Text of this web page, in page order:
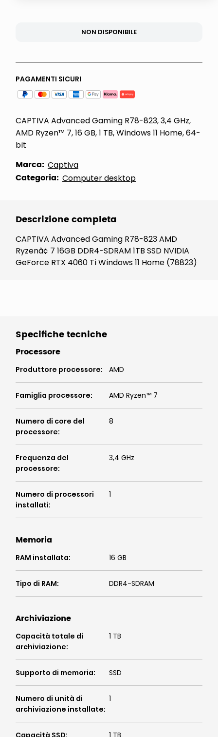
NON DISPONIBILE
PAGAMENTI SICURI
CAPTIVA Advanced Gaming R78-823, 3,4 GHz,
AMD Ryzen™ 7, 16 GB, 1 TB, Windows 11 Home, 64-
bit
Marca: Captiva
Categoria: Computer desktop
Descrizione completa
CAPTIVA Advanced Gaming R78-823 AMD
Ryzenâ¢ 7 16GB DDR4-SDRAM 1TB SSD NVIDIA
GeForce RTX 4060 Ti Windows 11 Home (78823)
Specifiche tecniche
Processore
Produttore processore: AMD
Famiglia processore: AMD Ryzen™ 7
Numero di core del
processore:
8
Frequenza del
processore:
3,4 GHz
Numero di processori
installati:
1
Memoria
RAM installata: 16 GB
Tipo di RAM: DDR4-SDRAM
Archiviazione
Capacità totale di
archiviazione:
1 TB
Supporto di memoria: SSD
Numero di unità di
archiviazione installate:
1
Capacità SSD: 1 TB